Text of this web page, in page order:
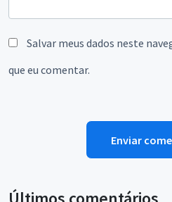
Salvar meus dados neste
que eu comentar.